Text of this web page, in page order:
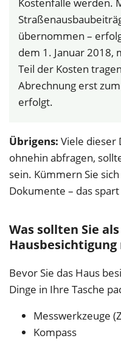
Kostenfalle werden.
übernommen –
dem 1. Januar 2018,
Teil der Kosten
Abrechnung erst
erfolgt.
Übrigens: Viele dieser
ohnehin abfragen,
sein. Kümmern Sie
Dokumente – das
Was sollten Sie
Bevor Sie das Haus
Dinge in Ihre Tasche
Messwerkzeuge
Kompass